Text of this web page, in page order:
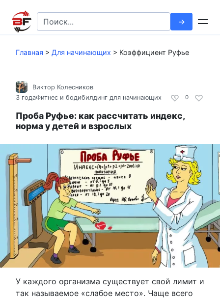
контенту
Search
for:
Главная > Для начинающих > Коэффициент Руфье
0
Виктор Колесников
3 годаФитнес и бодибилдинг для начинающих
Проба Руфье: как рассчитать индекс,
норма у детей и взрослых
У каждого организма существует свой лимит и
так называемое «слабое место». Чаще всего